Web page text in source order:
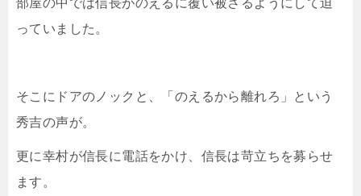
部屋の中では信長がのえるに覆い被さるようにして迫
っていました。
そこにドアのノックと、「のえるから離れろ」という
秀吉の声が。
更に幸村が信長に電話をかけ、信長は苛立ちを募らせ
ます。